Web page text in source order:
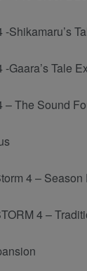
Tale
The Sound
4 – Season
4 –